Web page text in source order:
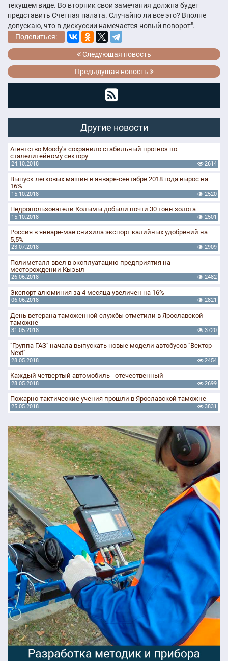
текущем виде. Во вторник свои замечания должна будет
представить Счетная палата. Случайно ли все это? Вполне
допускаю, что в дискуссии намечается новый поворот".
Поделиться:
Следующая новость
Предыдущая новость
Другие новости
Агентство Moody's сохранило стабильный прогноз по
сталелитейному сектору
24.10.2018 2614
Выпуск легковых машин в январе-сентябре 2018 года вырос на
16%
15.10.2018 2520
Недропользователи Колымы добыли почти 30 тонн золота
15.10.2018 2501
Россия в январе-мае снизила экспорт калийных удобрений на
5,5%
23.07.2018 2909
Полиметалл ввел в эксплуатацию предприятия на
месторождении Кызыл
26.06.2018 2482
Экспорт алюминия за 4 месяца увеличен на 16%
06.06.2018 2821
День ветерана таможенной службы отметили в Ярославской
таможне
31.05.2018 3720
"Группа ГАЗ" начала выпускать новые модели автобусов "Вектор
Next"
28.05.2018 2454
Каждый четвертый автомобиль - отечественный
28.05.2018 2699
Пожарно-тактические учения прошли в Ярославской таможне
25.05.2018 3831